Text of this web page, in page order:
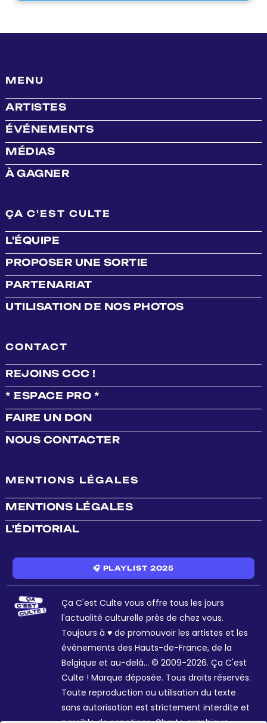
MENU
ARTISTES
ÉVÉNEMENTS
MÉDIAS
À GAGNER
ÇA C'EST CULTE
L'ÉQUIPE
PROPOSER UNE SORTIE
PARTENARIAT
UTILISATION DE NOS PHOTOS
CONTACT
REJOINS CCC !
* ESPACE PRO *
FAIRE UN DON
NOUS CONTACTER
MENTIONS LÉGALES
MENTIONS LÉGALES
L'ÉDITORIAL
🎧 PLAYLIST 2025
Ça C'est Culte vous offre tous les jours
l'actualité culturelle près de chez vous.
Toujours à ♥ de promouvoir les artistes et les
événements des Hauts-de-France, de la
Belgique et au-delà... © 2009-2026. Ça C'est
Culte ! Marque déposée. Tous droits réservés.
Toute reproduction ou utilisation du texte
sans autorisation est strictement interdite et